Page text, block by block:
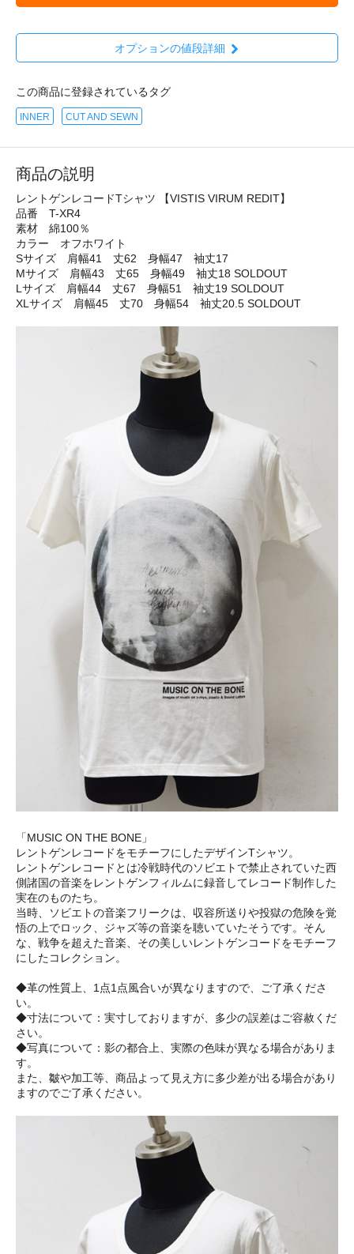
オプションの値段詳細
この商品に登録されているタグ
INNER CUT AND SEWN
商品の説明
レントゲンレコードTシャツ 【VISTIS VIRUM REDIT】
品番 T-XR4
素材 綿100％
カラー オフホワイト
Sサイズ 肩幅41 丈62 身幅47 袖丈17
Mサイズ 肩幅43 丈65 身幅49 袖丈18 SOLDOUT
Lサイズ 肩幅44 丈67 身幅51 袖丈19 SOLDOUT
XLサイズ 肩幅45 丈70 身幅54 袖丈20.5 SOLDOUT
「MUSIC ON THE BONE」
レントゲンレコードをモチーフにしたデザインTシャツ。
レントゲンレコードとは冷戦時代のソビエトで禁止されていた西
側諸国の音楽をレントゲンフィルムに録音してレコード制作した
実在のものたち。
当時、ソビエトの音楽フリークは、収容所送りや投獄の危険を覚
悟の上でロック、ジャズ等の音楽を聴いていたそうです。そん
な、戦争を超えた音楽、その美しいレントゲンコードをモチーフ
にしたコレクション。
◆革の性質上、1点1点風合いが異なりますので、ご了承くださ
い。
◆寸法について：実寸しておりますが、多少の誤差はご容赦くだ
さい。
◆写真について：影の都合上、実際の色味が異なる場合がありま
す。
また、皺や加工等、商品よって見え方に多少差が出る場合があり
ますのでご了承ください。